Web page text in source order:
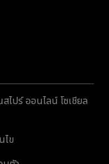
ปร์ ออนไลน์ โซเชียล
ไข